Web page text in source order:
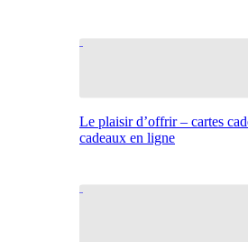
Le plaisir d’offrir – cartes
cadeaux en ligne